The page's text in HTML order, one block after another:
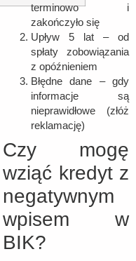
terminowo i
zakończyło się
Upływ 5 lat – od
spłaty zobowiązania
z opóźnieniem
Błędne dane – gdy
informacje są
nieprawidłowe (złóż
reklamację)
Czy mogę
wziąć kredyt z
negatywnym
wpisem w
BIK?